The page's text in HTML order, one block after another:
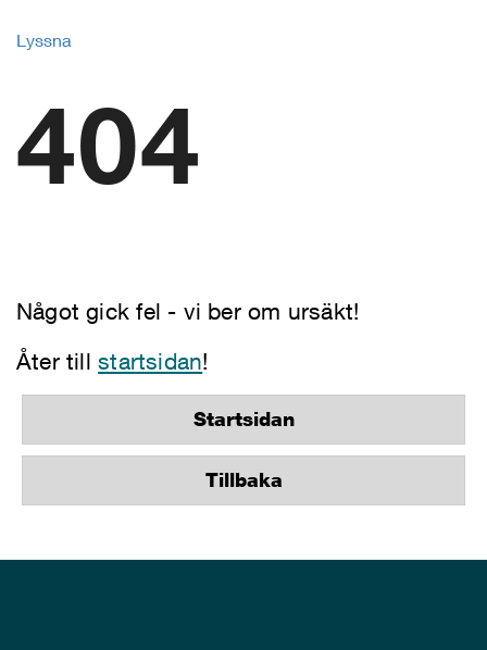
Lyssna
404
Något gick fel - vi ber om ursäkt!
Åter tillstartsidan!
Startsidan
Tillbaka